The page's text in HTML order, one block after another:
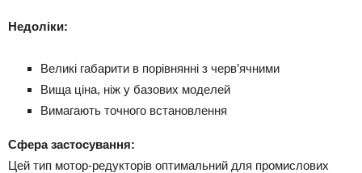
Недоліки:
Великі габарити в порівнянні з черв’ячними
Вища ціна, ніж у базових моделей
Вимагають точного встановлення
Сфера застосування:
Цей тип мотор-редукторів оптимальний для промислових